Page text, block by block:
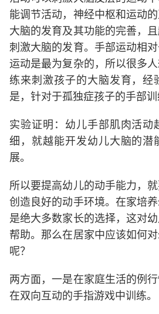
能调节活动，神经中枢和运动
大脑的发育及其功能的完善，
刺激大脑的发育。手部运动相
运动是最为复杂的，所以很多
练来刺激孩子的大脑发育，经
是，针对于孤独症孩子的手部训
实验证明：幼儿手部肌肉活动
细，就越能开发幼儿大脑的潜
展。
所以要提高幼儿的动手能力，
创造良好的动手环境。在家培
是绝大多数家长的选择，这对
帮助。那么在居家中应该如何
呢？
两方面，一是在家庭生活的例
在双向互动的手指游戏中训练。